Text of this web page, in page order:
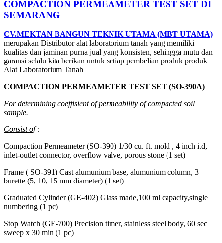
COMPACTION PERMEAMETER TEST SET DI
SEMARANG
CV.MEKTAN BANGUN TEKNIK UTAMA (MBT UTAMA)
merupakan Distributor alat laboratorium tanah yang memiliki
kualitas dan jaminan purna jual yang konsisten, sehingga mutu dan
garansi selalu kita berikan untuk setiap pembelian produk produk
Alat Laboratorium Tanah
COMPACTION PERMEAMETER TEST SET (SO-390A)
For determining coeffisient of permeability of compacted soil
sample.
Consist of:
Compaction Permeameter (SO-390) 1/30 cu. ft. mold , 4 inch i.d,
inlet-outlet connector, overflow valve, porous stone (1 set)
Frame ( SO-391) Cast alumunium base, alumunium column, 3
burette (5, 10, 15 mm diameter) (1 set)
Graduated Cylinder (GE-402) Glass made,100 ml capacity,single
numbering (1 pc)
Stop Watch (GE-700) Precision timer, stainless steel body, 60 sec
sweep x 30 min (1 pc)